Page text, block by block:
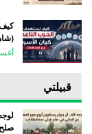
قبيلتي